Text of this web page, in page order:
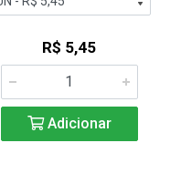
R$ 5,45
Adicionar